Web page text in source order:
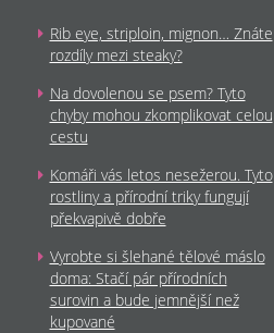
Rib eye, striploin, mignon… Znáte
rozdíly mezi steaky?
Na dovolenou se psem? Tyto
chyby mohou zkomplikovat celou
cestu
Komáři vás letos nesežerou. Tyto
rostliny a přírodní triky fungují
překvapivě dobře
Vyrobte si šlehané tělové máslo
doma: Stačí pár přírodních
surovin a bude jemnější než
kupované